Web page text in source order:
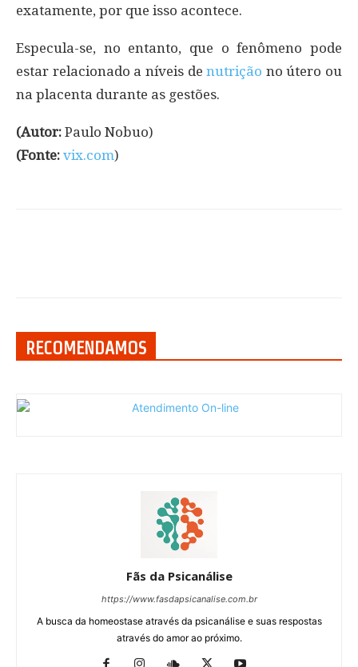
exatamente, por que isso acontece.
Especula-se, no entanto, que o fenômeno pode
estar relacionado a níveis denutrição no útero ou
na placenta durante as gestões.
(Autor: Paulo Nobuo)
(Fonte: vix.com)
RECOMENDAMOS
Fãs da Psicanálise
https://www.fasdapsicanalise.com.br
A busca da homeostase através da psicanálise e suas respostas
através do amor ao próximo.